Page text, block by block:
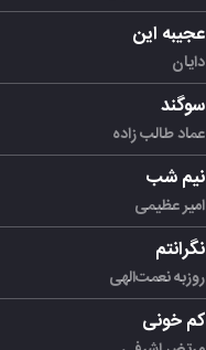
عجیبه این
دایان
سوگند
عماد طالب زاده
نیم شب
امیر عظیمی
نگرانتم
روزبه نعمت‌الهی
کم خونی